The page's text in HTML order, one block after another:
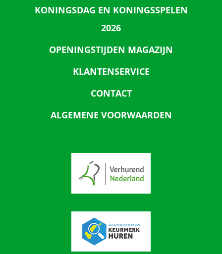
KONINGSDAG EN KONINGSSPELEN
2026
OPENINGSTIJDEN MAGAZIJN
KLANTENSERVICE
CONTACT
ALGEMENE VOORWAARDEN